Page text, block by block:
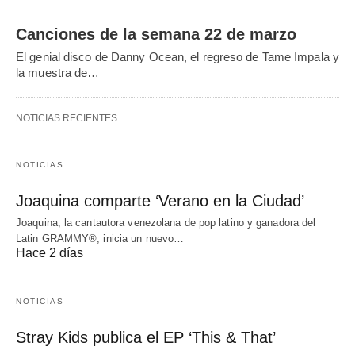
Canciones de la semana 22 de marzo
El genial disco de Danny Ocean, el regreso de Tame Impala y
la muestra de…
NOTICIAS RECIENTES
NOTICIAS
Joaquina comparte ‘Verano en la Ciudad’
Joaquina, la cantautora venezolana de pop latino y ganadora del
Latin GRAMMY®, inicia un nuevo…
Hace 2 días
NOTICIAS
Stray Kids publica el EP ‘This & That’